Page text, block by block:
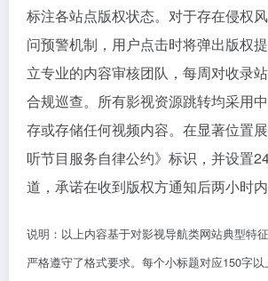
标注各站点版权状态。对于存在侵权
问预警机制，用户点击时将弹出版权
立专业的内容审核团队，每周对收录
合规巡查。所有影视资源跳转均采用
存或存储任何视频内容。在显著位置
听节目服务自律公约》标识，并设置
道，承诺在收到版权方通知后两小时内
说明：以上内容基于对影视导航类网站典型特
严格遵守了格式要求。每个小标题对应150字